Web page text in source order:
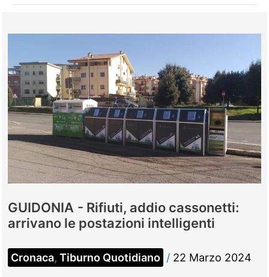
GUIDONIA - Rifiuti, addio cassonetti:
arrivano le postazioni intelligenti
Cronaca, Tiburno Quotidiano / 22 Marzo 2024